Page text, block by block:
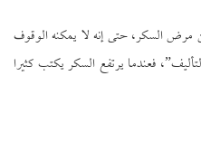
مرض السكر، حتى إنه لا يمكنه الوقوف
فعندما يرتفع السكر يكتب كثيرا